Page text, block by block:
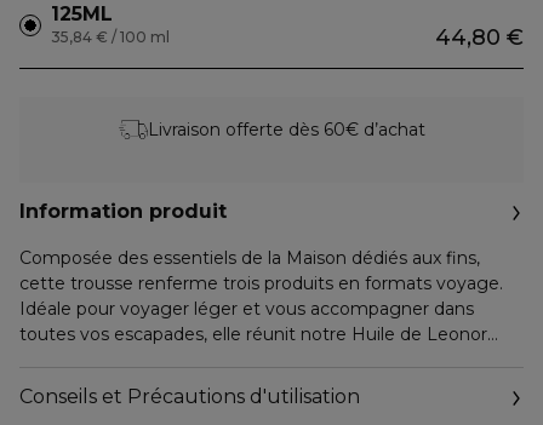
125ML
44,80 €
35,84 € / 100 ml
Livraison offerte dès 60€ d’achat
Information produit
Composée des essentiels de la Maison dédiés aux fins,
cette trousse renferme trois produits en formats voyage.
Idéale pour voyager léger et vous accompagner dans
toutes vos escapades, elle réunit notre Huile de Leonor
aux Algues, pour un rituel complet qui donnera volume
sans alourdir la chevelure. Elle sera votre alliée
Conseils et Précautions d'utilisation